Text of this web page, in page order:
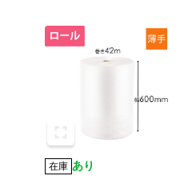
在庫 あり